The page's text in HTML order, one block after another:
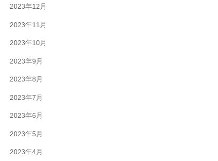
2023年12月
2023年11月
2023年10月
2023年9月
2023年8月
2023年7月
2023年6月
2023年5月
2023年4月